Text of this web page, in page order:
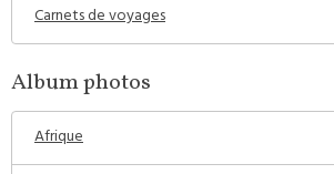
Carnets de voyages
Album photos
Afrique